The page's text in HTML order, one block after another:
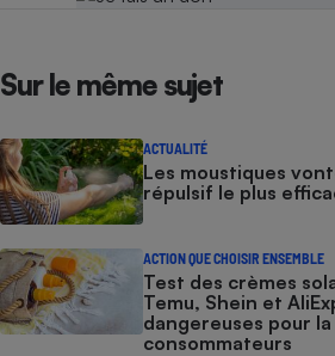
Sur le même sujet
ACTUALITÉ
Les moustiques
répulsif le plus
ACTION QUE CHOISIR ENSEMBLE
Test des crèmes
Temu, Shein et
dangereuses pour
consommateurs